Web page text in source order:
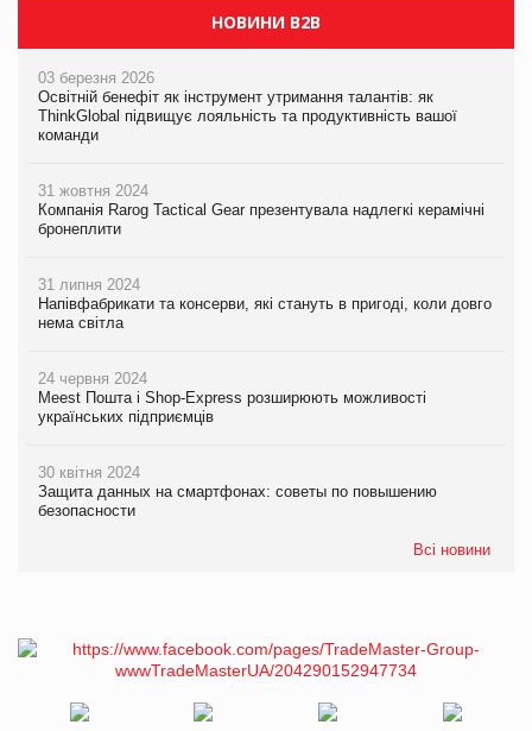
НОВИНИ B2B
03 березня 2026
Освітній бенефіт як інструмент утримання талантів: як
ThinkGlobal підвищує лояльність та продуктивність вашої
команди
31 жовтня 2024
Компанія Rarog Tactical Gear презентувала надлегкі керамічні
бронеплити
31 липня 2024
Напівфабрикати та консерви, які стануть в пригоді, коли довго
нема світла
24 червня 2024
Meest Пошта і Shop-Express розширюють можливості
українських підприємців
30 квітня 2024
Защита данных на смартфонах: советы по повышению
безопасности
Всі новини